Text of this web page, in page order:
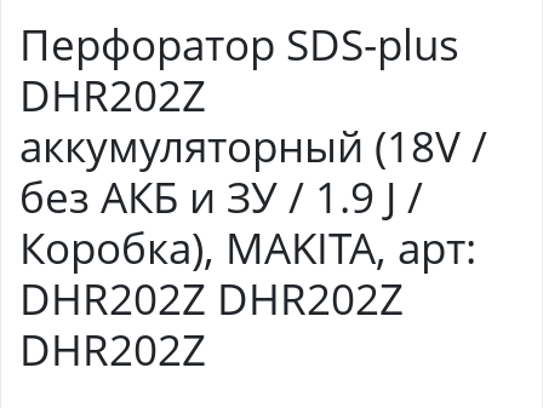
Перфоратор SDS-plus
DHR202Z
аккумуляторный (18V /
без АКБ и ЗУ / 1.9 J /
Коробка), MAKITA, арт:
DHR202Z DHR202Z
DHR202Z